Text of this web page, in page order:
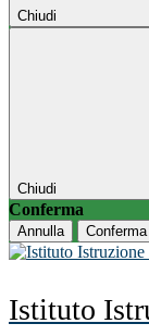
Chiudi
Chiudi
Conferma
Annulla Conferma
Istituto